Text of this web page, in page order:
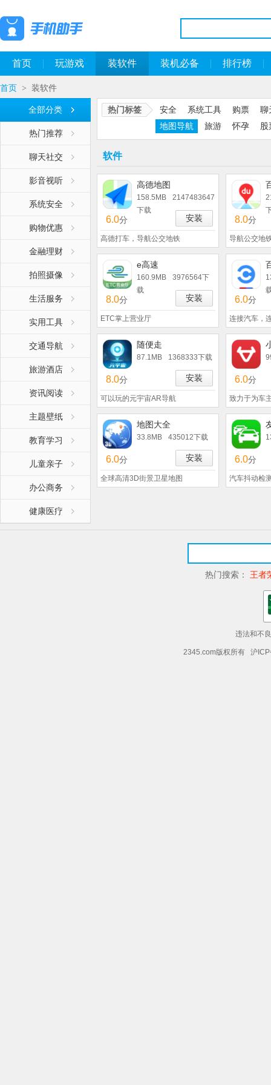
首页 玩游戏 装软件 装机必备 排行榜
首页 > 装软件
全部分类
热门推荐
聊天社交
影音视听
系统安全
购物优惠
金融理财
拍照摄像
生活服务
实用工具
交通导航
旅游酒店
资讯阅读
主题壁纸
教育学习
儿童亲子
办公商务
健康医疗
热门标签 安全 系统工具 购票
聊
地图导航
旅游 怀孕
软件
高德地图
158.5MB
2147483647
下载
6.0分 安装
高德打车，导航公交地铁
8.0分
导航公交地
e高速
160.9MB
3976564下
载
8.0分 安装
ETC掌上营业厅
6.0分
连接汽车，
随便走
87.1MB 1368333下载
8.0分 安装
可以玩的元宇宙AR导航
6.0分
致力于为车
地图大全
33.8MB 435012下载
6.0分 安装
全球高清3D街景卫星地图
6.0分
汽车抖动检
热门搜索： 王者
违法和不
2345.com版权所有 沪